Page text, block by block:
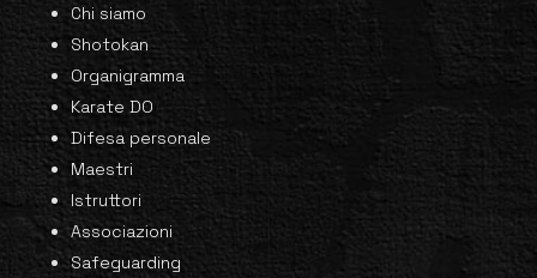
Chi siamo
Shotokan
Organigramma
Karate DO
Difesa personale
Maestri
Istruttori
Associazioni
Safeguarding